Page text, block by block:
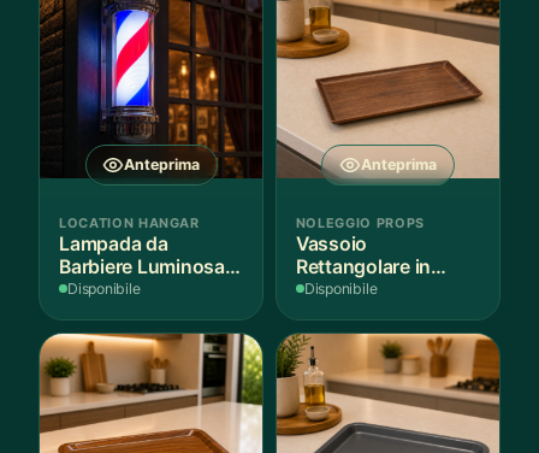
Anteprima
LOCATION HANGAR
Lampada da
Barbiere Luminosa
Rotante
Disponibile
Anteprima
NOLEGGIO PROPS
Vassoio
Rettangolare in
Legno Scuro
Disponibile